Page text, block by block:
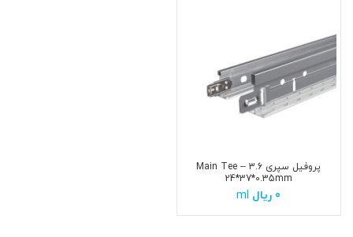
پروفیل سپری 3.6 – Main Tee
24*37*0.35mm
0 ریال